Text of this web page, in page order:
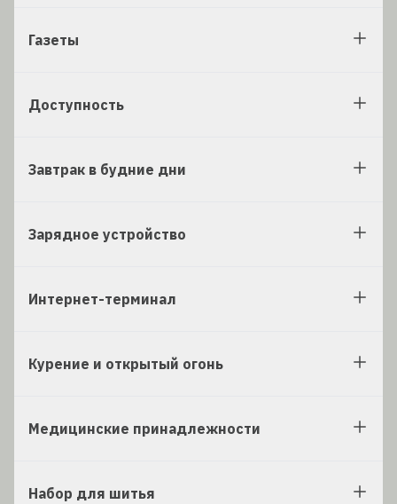
Газеты
Доступность
Завтрак в будние дни
Зарядное устройство
Интернет-терминал
Курение и открытый огонь
Медицинские принадлежности
Набор для шитья